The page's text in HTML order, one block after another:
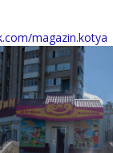
magazin.kotya